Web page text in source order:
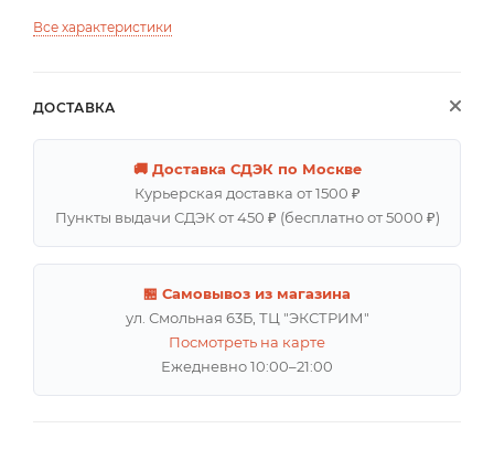
Все характеристики
ДОСТАВКА
🚚 Доставка СДЭК по Москве
Курьерская доставка от 1500 ₽
Пункты выдачи СДЭК от 450 ₽ (бесплатно от 5000 ₽)
🏪 Самовывоз из магазина
ул. Смольная 63Б, ТЦ "ЭКСТРИМ"
Посмотреть на карте
Ежедневно 10:00–21:00